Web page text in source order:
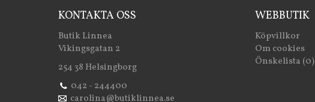
KONTAKTA OSS
Butik Linnea
Vikingsgatan 2
254 38 Helsingborg
042 - 244400
carolina@butiklinnea.se
WEBBUTIK
Köpvillkor
Om cookies
Önskelista (0)